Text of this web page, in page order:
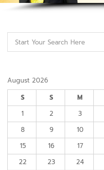
August 2026
S
S M
1
2 3
8
9 10
15
16 17
22
23 24